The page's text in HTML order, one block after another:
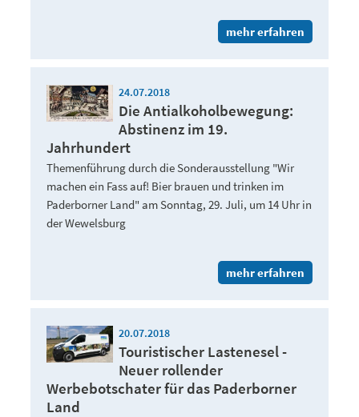
mehr erfahren
24.07.2018
Die Antialkoholbewegung:
Abstinenz im 19.
Jahrhundert
Themenführung durch die Sonderausstellung "Wir
machen ein Fass auf! Bier brauen und trinken im
Paderborner Land" am Sonntag, 29. Juli, um 14 Uhr in
der Wewelsburg
mehr erfahren
20.07.2018
Touristischer Lastenesel -
Neuer rollender
Werbebotschater für das Paderborner
Land